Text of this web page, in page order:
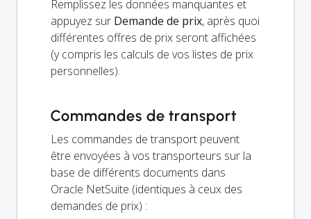
Remplissez les données manquantes et
appuyez sur Demande de prix, après quoi
différentes offres de prix seront affichées
(y compris les calculs de vos listes de prix
personnelles).
Commandes de transport
Les commandes de transport peuvent
être envoyées à vos transporteurs sur la
base de différents documents dans
Oracle NetSuite (identiques à ceux des
demandes de prix) :